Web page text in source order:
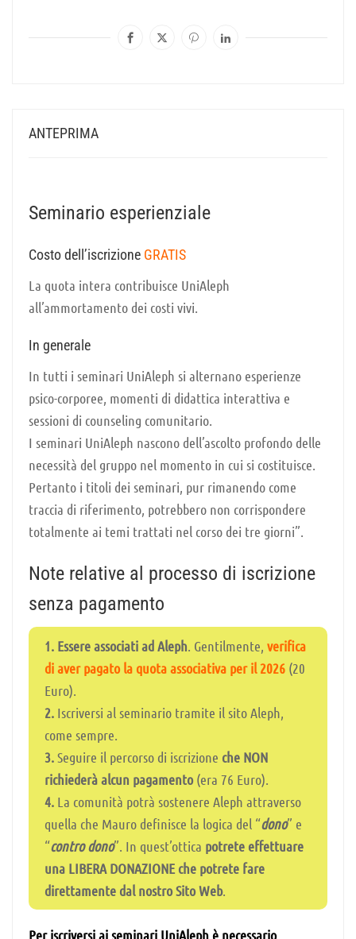
ANTEPRIMA
Seminario esperienziale
Costo dell’iscrizione GRATIS
La quota intera contribuisce UniAleph
all’ammortamento dei costi vivi.
In generale
In tutti i seminari UniAleph si alternano esperienze
psico-corporee, momenti di didattica interattiva e
sessioni di counseling comunitario.
I seminari UniAleph nascono dell’ascolto profondo delle
necessità del gruppo nel momento in cui si costituisce.
Pertanto i titoli dei seminari, pur rimanendo come
traccia di riferimento, potrebbero non corrispondere
totalmente ai temi trattati nel corso dei tre giorni”.
Note relative al processo di iscrizione
senza pagamento
1. Essere associati ad Aleph. Gentilmente, verifica
di aver pagato la quota associativa per il 2026 (20
Euro).
2. Iscriversi al seminario tramite il sito Aleph,
come sempre.
3.Seguire il percorso di iscrizione che NON
richiederà alcun pagamento(era 76 Euro).
4. La comunità potrà sostenere Aleph attraverso
quella che Mauro definisce la logica del “dono” e
“contro dono”. In quest’ottica potrete effettuare
una LIBERA DONAZIONE che potrete fare
direttamente dal nostro Sito Web.
Per iscriversi ai seminari UniAleph è necessario